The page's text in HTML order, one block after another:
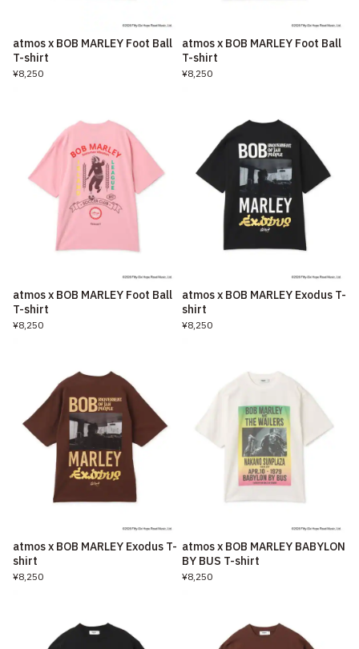
atmos x BOB MARLEY Foot Ball
T-shirt
¥8,250
atmos x BOB MARLEY Foot Ball
T-shirt
¥8,250
atmos x BOB MARLEY Foot Ball
T-shirt
¥8,250
atmos x BOB MARLEY Exodus T-
shirt
¥8,250
atmos x BOB MARLEY Exodus T-
shirt
¥8,250
atmos x BOB MARLEY BABYLON
BY BUS T-shirt
¥8,250